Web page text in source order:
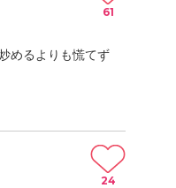
めるよりも慌てず
61
24